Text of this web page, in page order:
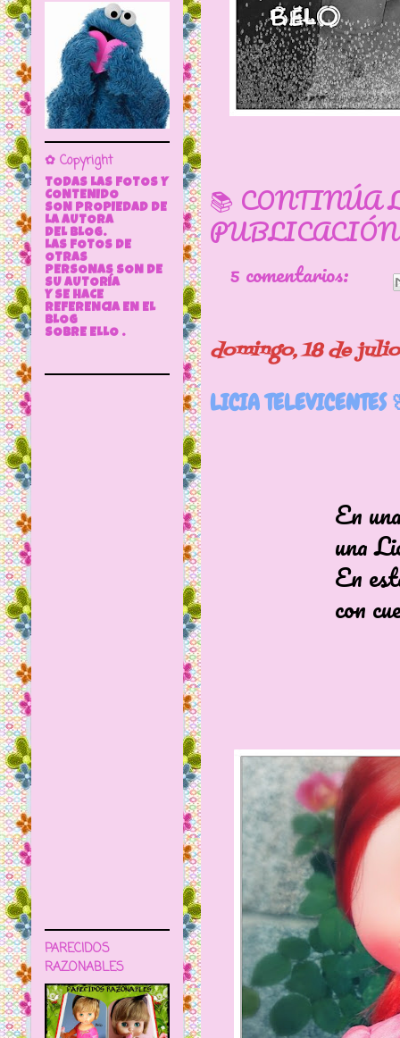
📚 CONTINÚA
5 comentarios:
domingo, 18 de
LICIA TELEVICENTES
En una
una Licia
En esta
con cuerpo
✿ Copyright
TODAS LAS FOTOS Y
CONTENIDO
SON PROPIEDAD DE
LA AUTORA
DEL BLOG.
LAS FOTOS DE
OTRAS
PERSONAS SON DE
SU AUTORÍA
Y SE HACE
REFERENCIA EN EL
BLOG
SOBRE ELLO .
PARECIDOS
RAZONABLES